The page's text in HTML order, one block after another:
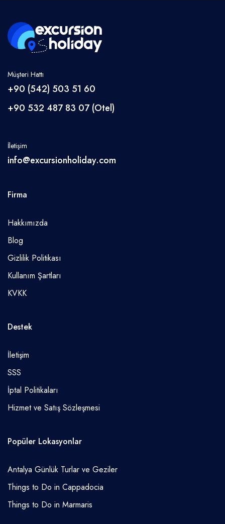
Müşteri Hattı
+90 (542) 503 51 60
+90 532 487 83 07 (Otel)
İletişim
info@excursionholiday.com
Firma
Hakkımızda
Blog
Gizlilik Politikası
Kullanım Şartları
KVKK
Destek
İletişim
SSS
İptal Politikaları
Hizmet ve Satış Sözleşmesi
Popüler Lokasyonlar
Antalya Günlük Turlar ve Geziler
Things to Do in Cappadocia
Things to Do in Marmaris